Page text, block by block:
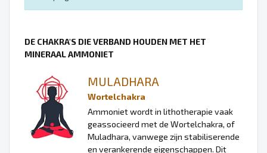
DE CHAKRA'S DIE VERBAND HOUDEN MET HET
MINERAAL AMMONIET
MULADHARA
Wortelchakra
Ammoniet wordt in lithotherapie vaak
geassocieerd met de Wortelchakra, of
Muladhara, vanwege zijn stabiliserende
en verankerende eigenschappen. Dit